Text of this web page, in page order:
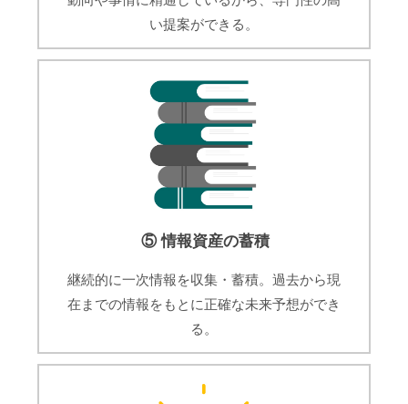
い提案ができる。
⑤ 情報資産の蓄積
継続的に一次情報を収集・蓄積。過去から現
在までの情報をもとに正確な未来予想ができ
る。